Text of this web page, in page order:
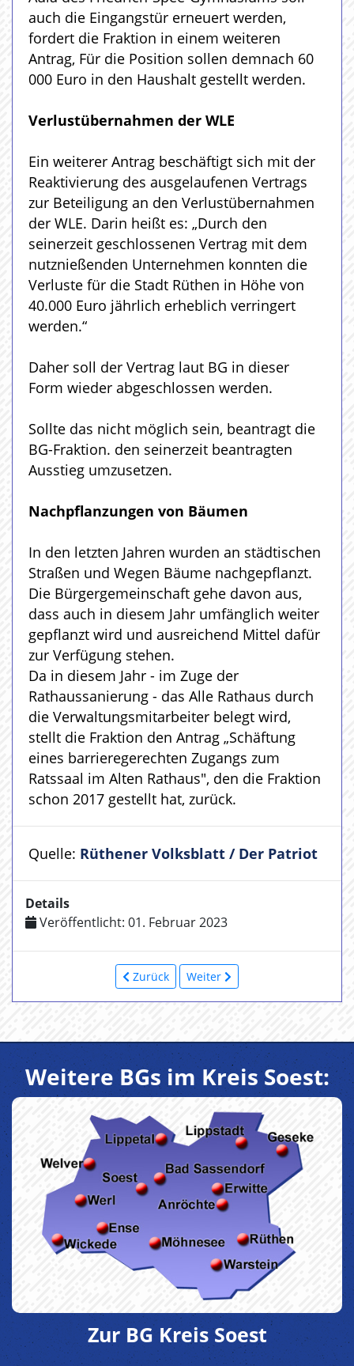
auch die Eingangstür erneuert werden,
fordert die Fraktion in einem weiteren
Antrag, Für die Position sollen demnach 60
000 Euro in den Haushalt gestellt werden.
Verlustübernahmen der WLE
Ein weiterer Antrag beschäftigt sich mit der
Reaktivierung des ausgelaufenen Vertrags
zur Beteiligung an den Verlustübernahmen
der WLE. Darin heißt es: „Durch den
seinerzeit geschlossenen Vertrag mit dem
nutznießenden Unternehmen konnten die
Verluste für die Stadt Rüthen in Höhe von
40.000 Euro jährlich erheblich verringert
werden.“
Daher soll der Vertrag laut BG in dieser
Form wieder abgeschlossen werden.
Sollte das nicht möglich sein, beantragt die
BG-Fraktion. den seinerzeit beantragten
Ausstieg umzusetzen.
Nachpflanzungen von Bäumen
In den letzten Jahren wurden an städtischen
Straßen und Wegen Bäume nachgepflanzt.
Die Bürgergemeinschaft gehe davon aus,
dass auch in diesem Jahr umfänglich weiter
gepflanzt wird und ausreichend Mittel dafür
zur Verfügung stehen.
Da in diesem Jahr - im Zuge der
Rathaussanierung - das Alle Rathaus durch
die Verwaltungsmitarbeiter belegt wird,
stellt die Fraktion den Antrag „Schäftung
eines barrieregerechten Zugangs zum
Ratssaal im Alten Rathaus", den die Fraktion
schon 2017 gestellt hat, zurück.
Quelle: Rüthener Volksblatt / Der Patriot
Details
Veröffentlicht: 01. Februar 2023
Zurück Weiter
Weitere BGs im Kreis Soest:
Zur BG Kreis Soest